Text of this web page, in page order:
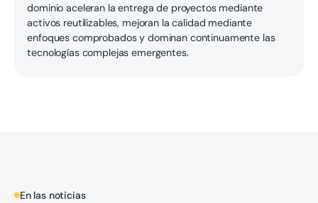
dominio aceleran la entrega de proyectos mediante
activos reutilizables, mejoran la calidad mediante
enfoques comprobados y dominan continuamente las
tecnologías complejas emergentes.
En las noticias